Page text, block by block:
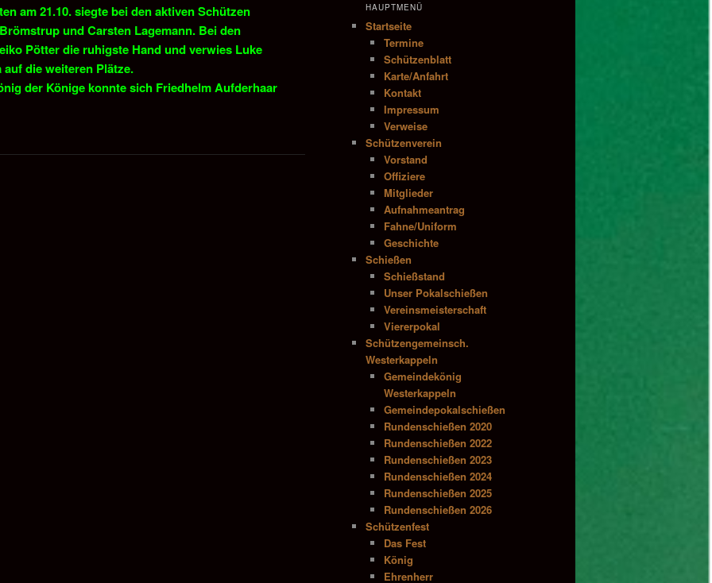
am 21.10. siegte bei den aktiven Schützen
und Carsten Lagemann. Bei den
Pötter die ruhigste Hand und verwies Luke
die weiteren Plätze.
der Könige konnte sich Friedhelm Aufderhaar
HAUPTMENÜ
Startseite
Termine
Schützenblatt
Karte/Anfahrt
Kontakt
Impressum
Verweise
Schützenverein
Vorstand
Offiziere
Mitglieder
Aufnahmeantrag
Fahne/Uniform
Geschichte
Schießen
Schießstand
Unser Pokalschießen
Vereinsmeisterschaft
Viererpokal
Schützengemeinsch.
Westerkappeln
Gemeindekönig
Westerkappeln
Gemeindepokalschießen
Rundenschießen 2020
Rundenschießen 2022
Rundenschießen 2023
Rundenschießen 2024
Rundenschießen 2025
Rundenschießen 2026
Schützenfest
Das Fest
König
Ehrenherr